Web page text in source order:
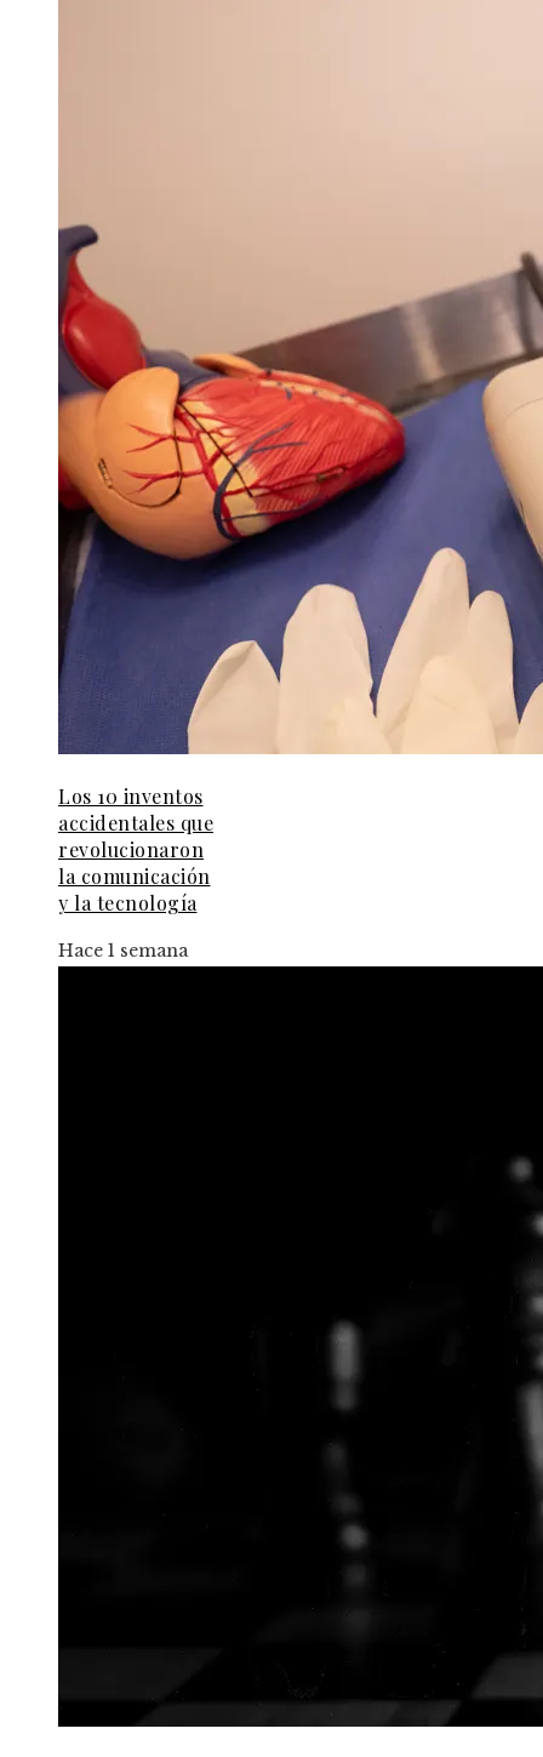
Los 10 inventos
accidentales que
revolucionaron
la comunicación
y la tecnología
Hace 1 semana